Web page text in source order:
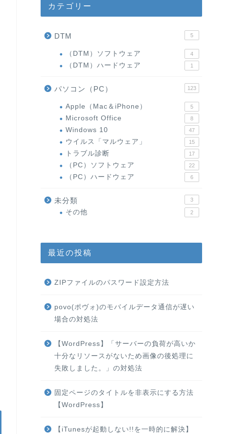
カテゴリー
DTM 5
（DTM）ソフトウェア 4
（DTM）ハードウェア 1
パソコン（PC） 123
Apple（Mac＆iPhone） 5
Microsoft Office 8
Windows 10 47
ウイルス「マルウェア」 15
トラブル診断 17
（PC）ソフトウェア 22
（PC）ハードウェア 6
未分類 3
その他 2
最近の投稿
ZIPファイルのパスワード設定方法
povo(ポヴォ)のモバイルデータ通信が遅い
場合の対処法
【WordPress】「サーバーの負荷が高いか
十分なリソースがないため画像の後処理に
失敗しました。」の対処法
固定ページのタイトルを非表示にする方法
【WordPress】
【iTunesが起動しない!!を一時的に解決】